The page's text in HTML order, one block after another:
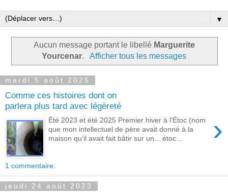
▼
Aucun message portant le libellé Marguerite
Yourcenar. Afficher tous les messages
mardi 5 août 2025
Comme ces histoires dont on
parlera plus tard avec légèreté
›
Été 2023 et été 2025 Premier hiver à l’Étoc (nom
que mon intellectuel de père avait donné à la
maison qu’il avait fait bâtir sur un... étoc...
1 commentaire:
jeudi 24 août 2023